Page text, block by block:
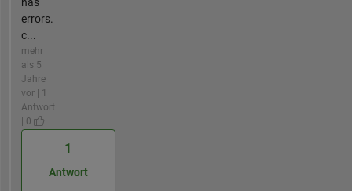
errors.
c...
mehr
als 5
Jahre
vor | 1
Antwort
| 0
1
Antwort